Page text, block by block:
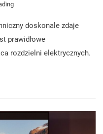
doskonale zdaje
prawidłowe
rozdzielni elektrycznych.